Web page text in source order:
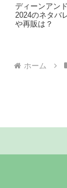
ディーンアン
2024のネタバ
や再販は？
ホーム